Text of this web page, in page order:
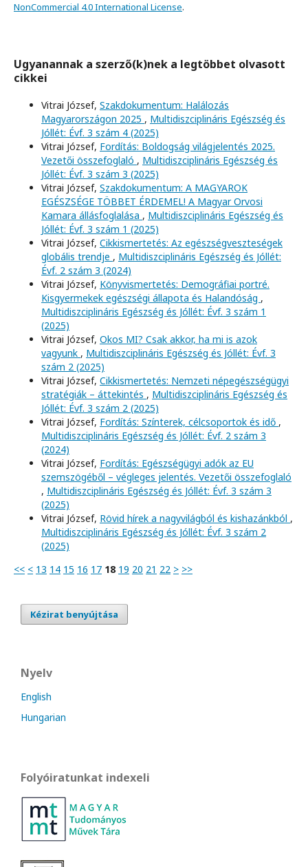
NonCommercial 4.0 International License.
Ugyanannak a szerző(k)nek a legtöbbet olvasott
cikkei
Vitrai József, Szakdokumentum: Halálozás
Magyarországon 2025 , Multidiszciplináris Egészség és
Jóllét: Évf. 3 szám 4 (2025)
Vitrai József, Fordítás: Boldogság világjelentés 2025.
Vezetői összefoglaló , Multidiszciplináris Egészség és
Jóllét: Évf. 3 szám 3 (2025)
Vitrai József, Szakdokumentum: A MAGYAROK
EGÉSZSÉGE TÖBBET ÉRDEMEL! A Magyar Orvosi
Kamara állásfoglalása , Multidiszciplináris Egészség és
Jóllét: Évf. 3 szám 1 (2025)
Vitrai József, Cikkismertetés: Az egészségveszteségek
globális trendje , Multidiszciplináris Egészség és Jóllét:
Évf. 2 szám 3 (2024)
Vitrai József, Könyvismertetés: Demográfiai portré.
Kisgyermekek egészségi állapota és Halandóság ,
Multidiszciplináris Egészség és Jóllét: Évf. 3 szám 1
(2025)
Vitrai József, Okos MI? Csak akkor, ha mi is azok
vagyunk , Multidiszciplináris Egészség és Jóllét: Évf. 3
szám 2 (2025)
Vitrai József, Cikkismertetés: Nemzeti népegészségügyi
stratégiák – áttekintés , Multidiszciplináris Egészség és
Jóllét: Évf. 3 szám 2 (2025)
Vitrai József, Fordítás: Színterek, célcsoportok és idő ,
Multidiszciplináris Egészség és Jóllét: Évf. 2 szám 3
(2024)
Vitrai József, Fordítás: Egészségügyi adók az EU
szemszögéből – végleges jelentés. Vezetői összefoglaló
, Multidiszciplináris Egészség és Jóllét: Évf. 3 szám 3
(2025)
Vitrai József, Rövid hírek a nagyvilágból és kishazánkból ,
Multidiszciplináris Egészség és Jóllét: Évf. 3 szám 2
(2025)
<< < 13 14 15 16 17 18 19 20 21 22 > >>
Kézirat benyújtása
Nyelv
English
Hungarian
Folyóiratunkat indexeli